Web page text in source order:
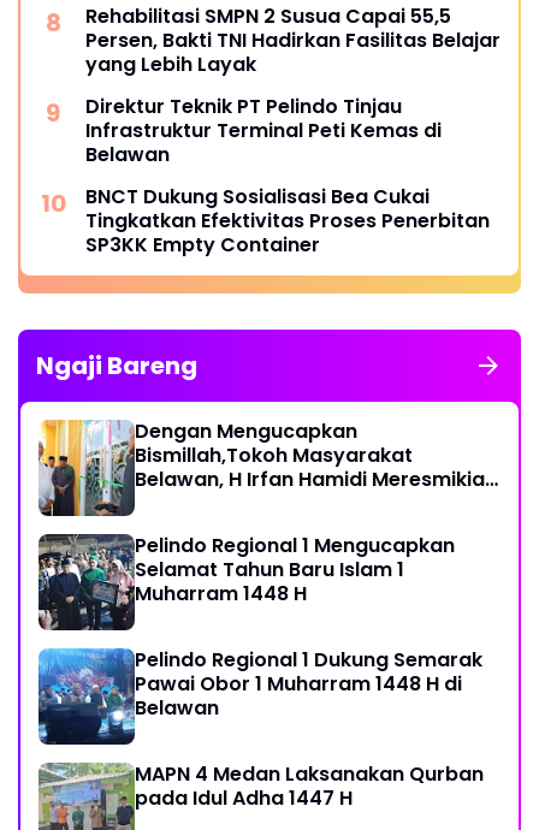
Rehabilitasi SMPN 2 Susua Capai 55,5
Persen, Bakti TNI Hadirkan Fasilitas Belajar
yang Lebih Layak
Direktur Teknik PT Pelindo Tinjau
Infrastruktur Terminal Peti Kemas di
Belawan
BNCT Dukung Sosialisasi Bea Cukai
Tingkatkan Efektivitas Proses Penerbitan
SP3KK Empty Container
Ngaji Bareng
Dengan Mengucapkan
Bismillah,Tokoh Masyarakat
Belawan, H Irfan Hamidi Meresmikian
Pelindo Regional 1 Mengucapkan
Selamat Tahun Baru Islam 1
Muharram 1448 H
Pelindo Regional 1 Dukung Semarak
Pawai Obor 1 Muharram 1448 H di
Belawan
MAPN 4 Medan Laksanakan Qurban
pada Idul Adha 1447 H